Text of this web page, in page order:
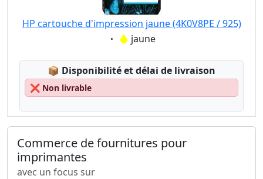
HP cartouche d'impression jaune (4K0V8PE / 925)
Eigenschaft:
jaune
📦 Lagerstatus:
Disponibilité et délai de livraison
❌ Non livrable
Commerce de fournitures pour
imprimantes
avec un focus sur